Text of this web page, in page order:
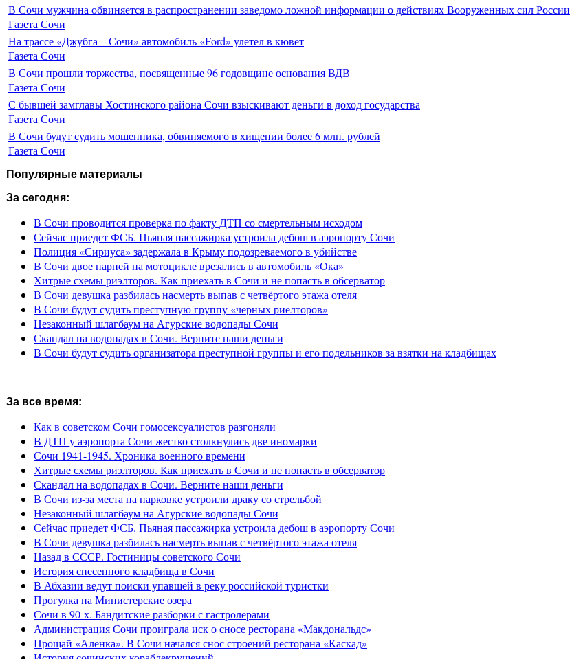
В Сочи мужчина обвиняется в распространении заведомо ложной информации о действиях Вооруженных сил России
Газета Сочи
На трассе «Джубга – Сочи» автомобиль «Ford» улетел в кювет
Газета Сочи
В Сочи прошли торжества, посвященные 96 годовщине основания ВДВ
Газета Сочи
С бывшей замглавы Хостинского района Сочи взыскивают деньги в доход государства
Газета Сочи
В Сочи будут судить мошенника, обвиняемого в хищении более 6 млн. рублей
Газета Сочи
Популярные материалы
За сегодня:
В Сочи проводится проверка по факту ДТП со смертельным исходом
Сейчас приедет ФСБ. Пьяная пассажирка устроила дебош в аэропорту Сочи
Полиция «Сириуса» задержала в Крыму подозреваемого в убийстве
В Сочи двое парней на мотоцикле врезались в автомобиль «Ока»
Хитрые схемы риэлторов. Как приехать в Сочи и не попасть в обсерватор
В Сочи девушка разбилась насмерть выпав с четвёртого этажа отеля
В Сочи будут судить преступную группу «черных риелторов»
Незаконный шлагбаум на Агурские водопады Сочи
Скандал на водопадах в Сочи. Верните наши деньги
В Сочи будут судить организатора преступной группы и его подельников за взятки на кладбищах
За все время:
Как в советском Сочи гомосексуалистов разгоняли
В ДТП у аэропорта Сочи жестко столкнулись две иномарки
Сочи 1941-1945. Хроника военного времени
Хитрые схемы риэлторов. Как приехать в Сочи и не попасть в обсерватор
Скандал на водопадах в Сочи. Верните наши деньги
В Сочи из-за места на парковке устроили драку со стрельбой
Незаконный шлагбаум на Агурские водопады Сочи
Сейчас приедет ФСБ. Пьяная пассажирка устроила дебош в аэропорту Сочи
В Сочи девушка разбилась насмерть выпав с четвёртого этажа отеля
Назад в СССР. Гостиницы советского Сочи
История снесенного кладбища в Сочи
В Абхазии ведут поиски упавшей в реку российской туристки
Прогулка на Министерские озера
Сочи в 90-х. Бандитские разборки с гастролерами
Администрация Сочи проиграла иск о сносе ресторана «Макдональдс»
Прощай «Аленка». В Сочи начался снос строений ресторана «Каскад»